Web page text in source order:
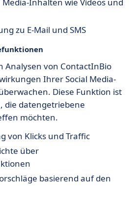
zu E-Mail und SMS
Analysen von ContactInBio
Ihrer Social Media-
Diese Funktion ist
die datengetriebene
möchten.
von Klicks und Traffic
über
basierend auf den